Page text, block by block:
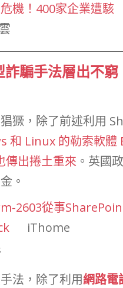
機！400家企業遭
騙手法層出不窮
獗，除了前述利用
和 Linux 的勒索軟體
出捲土重來 。英國
。
2603從事
iThome
法，除了利用網路電